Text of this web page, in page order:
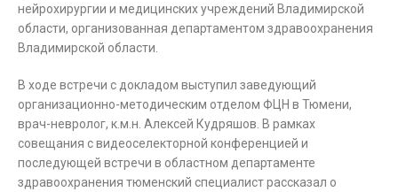
нейрохирургии и медицинских учреждений Владимирской
области, организованная департаментом здравоохранения
Владимирской области.
В ходе встречи с докладом выступил заведующий
организационно-методическим отделом ФЦН в Тюмени,
врач-невролог, к.м.н. Алексей Кудряшов. В рамках
совещания с видеоселекторной конференцией и
последующей встречи в областном департаменте
здравоохранения тюменский специалист рассказал о